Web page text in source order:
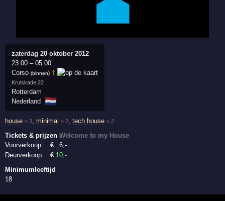
zaterdag 20 oktober 2012
23:00 –05:00
Corso (binnen) †
Kruiskade 22
Rotterdam
Nederland 🇳🇱
house × 3 ,minimal × 2 ,tech house × 2
Tickets & prijzenWelcome to my House
Voorverkoop:
€ 6,-
Deurverkoop:
€ 10,-
Minimumleeftijd
18